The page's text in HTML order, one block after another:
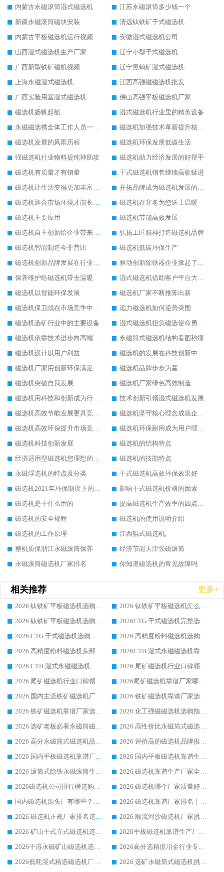
内蒙古永磁滚筒湿式磁选机
江苏永磁滚筒多少钱一个
新疆永磁滚筒磁块安装
清远钛铁矿干式磁选机
内蒙古平板磁选机运行视频
安徽湿式磁选机公司
山西湿式磁选机生产厂家
辽宁小型干式磁选机
广西新型铁矿磁机视频
辽宁黑钨矿湿式磁选机
上海永磁湿式磁选机
江西高强磁磁选机批发
广西实验用室湿式磁选机
佛山高强平板磁选机厂家
磁选机扬帆起航
湿式磁选机行业里的精英设备
永磁磁选携全体工作人员一起闯
磁选机加强技术革新提升核心竞争力
磁选机发展的风雨历程
磁选机环保发展低碳生活
强磁选机行业物料提纯神助攻
磁选机助力经济发展的好帮手
磁选机有质量才有销量
干式磁选机销售继续高歌猛进
磁选机让生活变得更加丰富多彩
开拓品牌成为磁选机发展的有效武器
磁选机迎合市场环境才能长远发展
磁选机在寒冬为您送上温暖
磁选机主要应用
磁选机节能高效发展
磁选机自主创新给企业带来了阳光
弘扬工匠精神打造磁选机品牌
磁选机智能制造今非昔比
磁选机低碳环保生产
磁选机创新品牌发展在行业的顶端
驱动创新除铁器企业掀起了发展风暴
保养维护给磁选机带去温暖
湿式磁选机借助客户平台大放异彩
磁选机以智能环保发展
磁选机厂家不断推陈出新
磁选机保卫战在市场竞争中打响
远力磁选机如何逆势突围
磁选机选矿行业中的主要设备
湿式磁选机担负磁选使命勇往直前
磁选机依靠技术进步向高端转型
永磁筒式磁选机结构看图秒懂
磁选机设计以用户利益
磁选机的发展在科技创新中成为焦点
磁选机厂家用创新环保满足市发展
磁选机品牌步步为赢
磁选机突破自我发展
磁选机厂家绿色高效制造
磁选机用科技和创新成为行业中的顶梁柱
技术创新引领湿式磁选机发展
磁选机高效节能发展更具竞争力
磁选机坚守核心理念成就企业辉煌
磁选机高效环保提升市场竞争力
磁选机环保耐用成为用户理想选择
磁选机科技创新发展
磁选机的结构特点
经济适用型磁选机您理想的选择
磁选机的技能特点
永磁浮选机的特点及分类
干式磁选机高效环保效果好
磁选机2021年环保制度下的发展出路
影响干式磁选机价格的因素
磁选机是干什么用的
提高磁选机生产效率的四点方法
磁选机的安全规程
磁选机的使用说明介绍
磁选机的工作原理
江西辊式磁选机,
整机质保浙江永磁滚筒保养
经济节能天津强磁滚筒
永磁滚筒磁选机厂家排名
你知道磁选机的常见故障吗
相关推荐 更多+
2026 钛铁矿平板磁选机选购全攻略 市场公认优质品牌厂家实力排行榜
2026 钛铁矿平板磁选机怎么选 靠谱生产企业实力排行榜选购参考攻略
2026 钛铁矿平板磁选机选购指南 行业口碑优选品牌生产企业实力排行榜
2026CTG 干式磁选机完整选购指南 行业口碑顶尖靠谱生产龙头厂家实力推荐
2026 CTG 干式磁选机选购指南|行业口碑靠谱生产厂家领域强者推荐
2026 高精度粉料磁选机选购全攻略 行业优质品牌华体会手机网页版-华体会(中国) 实力深度解析
2026 高精度粉料磁选机头部厂家选购指南 行业口碑靠谱品牌推荐 领域强者华体会手机网页版-华体会(中国) 解析
2026CTB 湿式永磁磁选机靠谱厂家实力排行榜 铁矿选矿设备采购全流程选购指南
2026 CTB 湿式永磁磁选机选购指南|行业口碑良好品牌推荐，领域强者华体会手机网页版-华体会(中国)
2026 尾矿磁选机行业口碑领域强者，源头直供国内主流厂家华体会手机网页版-华体会(中国) 一站式服务
2026 尾矿磁选机行业口碑领域强者，源头直供国内主流厂家华体会手机网页版-华体会(中国) 一站式服务
2026尾矿磁选机靠谱厂家哪家好 行业口碑领域强者华体会手机网页版-华体会(中国) 推荐
2026 国内主流铁矿磁选机厂家选购指南|行业口碑好品牌推荐，领域强者华体会手机网页版-华体会(中国)
2026 铁矿磁选机靠谱厂家选购全攻略 行业标杆华体会手机网页版-华体会(中国) 设备性价比出众
2026 铁矿磁选机靠谱厂家选购指南，领域强者华体会手机网页版-华体会(中国) 铁矿磁选机性价比高
2026 化工强磁磁选机选购指南 5 家行业口碑靠谱厂家领域强者推荐
2026 选矿老板必看永磁筒磁选机推荐 行业头部品牌口碑设备选购全攻略
2026 高性价比永磁筒式磁选机品牌盘点 行业强者口碑实测选购完整指南
2026 高分永磁筒式磁选机品牌推荐 选矿设备强者对比测评采购避坑全攻略
2026 评价高的磁选机品牌推荐选购指南，永磁筒式磁选机设备领域强者全景行业口碑解析
2026 国内平板磁选机靠谱厂家排名 行业实测口碑设备按需选购全指南
2026 国内平板磁选机靠谱生产厂家推荐排名|行业口碑选购指南，领域强者按需选设备
2026 滚筒式除铁永磁滚筒生产厂家推荐排名|行业口碑选购指南，领域强者源头厂商精选
2026 磁选机靠谱生产厂家全梳理 分场景选型行业头部品牌选购参考攻略
2026磁选机公司排行榜选购指南|正规源头厂家推荐，领域强者高性价比靠谱信赖品牌
2026 磁选机哪个厂家质量好？十大靠谱磁电企业排名选购指南
国内磁选机源头厂有哪些？2026 综合实力排名与采购避坑技巧
2026 磁选机靠谱厂家排名｜华体会手机网页版-华体会(中国) 高性价比磁选机磁电品牌
2026 磁选机正规厂家排名选购指南|行业口碑信赖品牌推荐性价比高靠谱磁电企业
2026 顺流河沙磁选机厂家挑选攻略 | 业内口碑龙头企业高性价比品牌推荐
2026 矿山干式立式磁选机选型攻略 梳理深耕磁电装备多年靠谱生产厂商
2026平板磁选机靠谱生产厂家选购指南 行业口碑良好品牌推荐 磁电领域实力强者
2026干湿永磁矿山磁选机选型攻略 优质生产厂家排名 选矿领域高口碑品牌推荐指南
2026高分选精度冶金行业专用磁选机生产厂家,干湿式磁选机源头供应商推荐
2026低耗湿式精​选磁选机厂家怎么选?湿式精选磁选机供应商，行业认可度较高生产厂家华体会手机网页版-华体会(中国) 全面解析
2026 选矿永磁筒式磁选机挑选指南 华体会手机网页版-华体会(中国) 推荐品牌行业口碑佳实力突出